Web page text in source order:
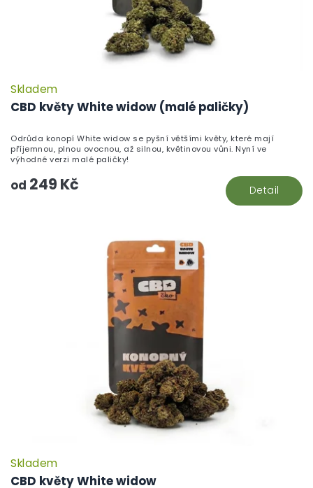
CBD květy White widow (malé paličky)
Skladem
od 249 Kč Detail
Odrůda konopí White widow se pyšní většími květy, které mají
příjemnou, plnou ovocnou, až silnou, květinovou vůni. Nyní ve
výhodné verzi malé paličky!
CBD květy White widow
Skladem